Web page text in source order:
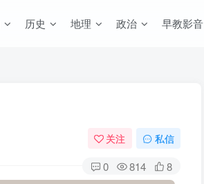
历史 地理 政治 早教影音
关注 私信
0 814 8